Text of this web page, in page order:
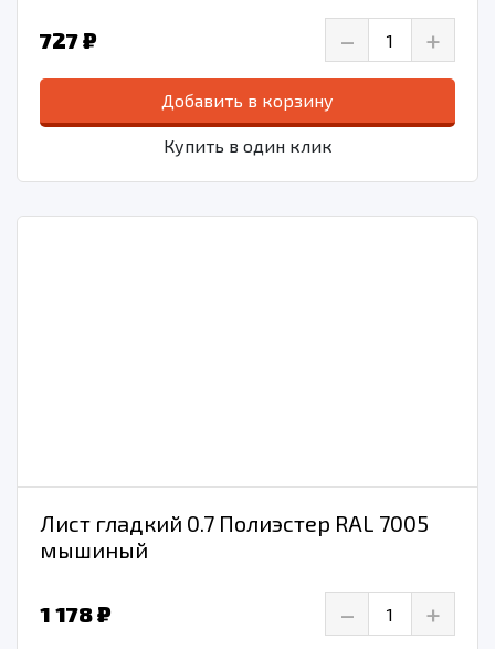
727 ₽ – +
Добавить в корзину
Купить в один клик
Лист гладкий 0.7 Полиэстер RAL 7005
мышиный
1 178 ₽ – +